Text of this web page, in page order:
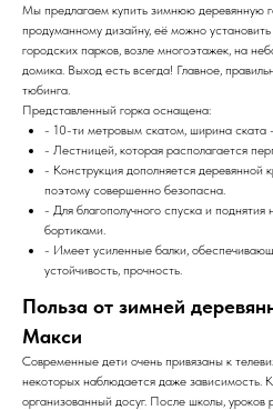
Мы предлагаем купить зимнюю деревянную
продуманному дизайну, её можно
городских парков, возле многоэтажек, на
домика. Выход есть всегда! Главное,
тюбинга.
Представленный горка оснащена:
- 10-ти метровым скатом, ширина ската
- Лестницей, которая располагается
- Конструкция дополняется деревянной
поэтому совершенно безопасна.
- Для благополучного спуска и поднятия
бортиками.
- Имеет усиленные балки,
устойчивость, прочность.
Польза от зимней
Макси
Современные дети очень привязаны к
некоторых наблюдается даже зависимость.
организованный досуг. После школы, уроков